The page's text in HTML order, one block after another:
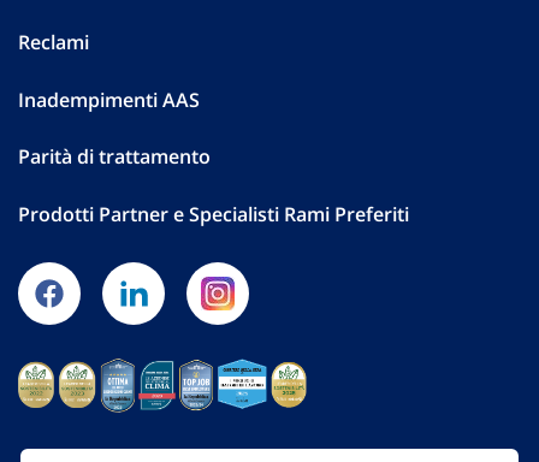
Reclami
Inadempimenti AAS
Parità di trattamento
Prodotti Partner e Specialisti Rami Preferiti